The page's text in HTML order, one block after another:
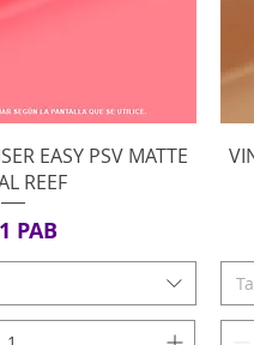
rápidaEASY PSV MATTE
REEF
Precio
PAB